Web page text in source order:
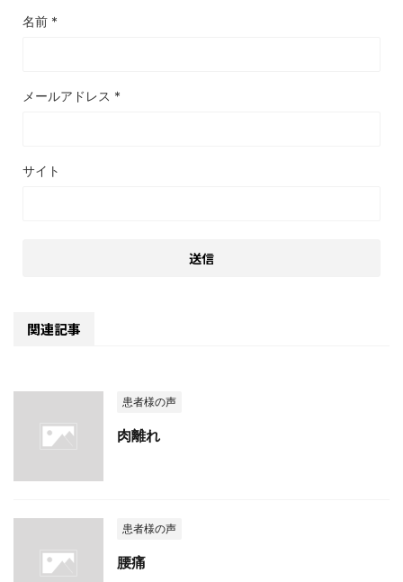
名前 *
メールアドレス *
サイト
関連記事
患者様の声
肉離れ
患者様の声
腰痛